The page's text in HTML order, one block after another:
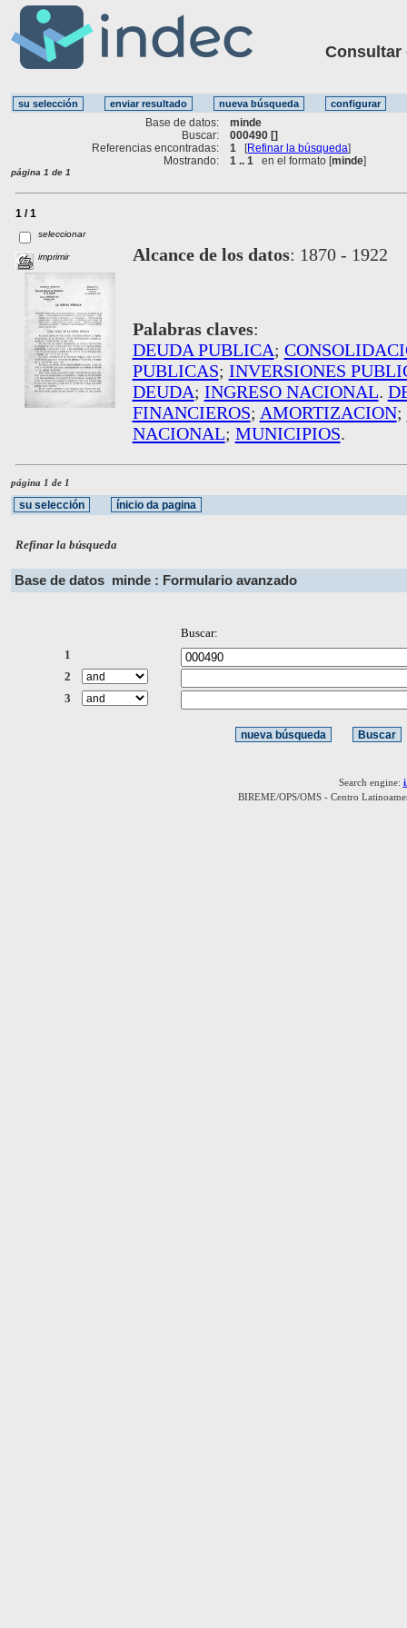
Consultar
Base de datos:
minde
Buscar:
000490 []
Referencias encontradas:
1 [Refinar la búsqueda]
Mostrando:
1 .. 1 en el formato [minde]
página 1 de 1
1 / 1
seleccionar
imprimir Alcance de los datos: 1870 - 1922
Palabras claves:
DEUDA PUBLICA;
PUBLICAS; INVERSIONES
DEUDA; INGRESO NACIONAL.
FINANCIEROS; AMORTIZACION;
NACIONAL; MUNICIPIOS.
página 1 de 1
Refinar la búsqueda
Base de datos minde : Formulario avanzado
Buscar:
1
2
3
Search engine:
BIREME/OPS/OMS - Centro